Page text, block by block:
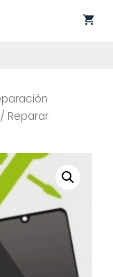
/ Reparar